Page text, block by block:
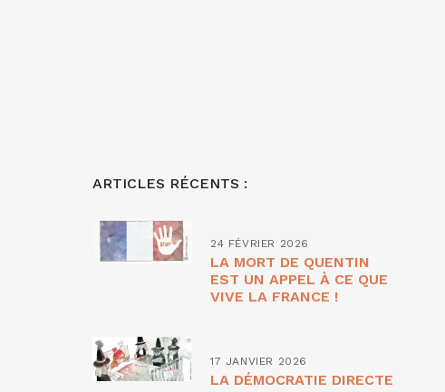
ARTICLES RÉCENTS :
24 FÉVRIER 2026
LA MORT DE QUENTIN
EST UN APPEL À CE QUE
VIVE LA FRANCE !
17 JANVIER 2026
LA DÉMOCRATIE DIRECTE